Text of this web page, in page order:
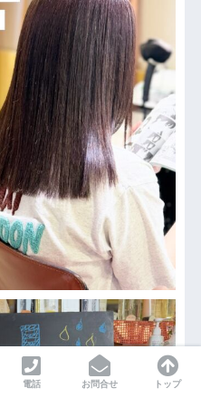
電話
お問合せ トップ